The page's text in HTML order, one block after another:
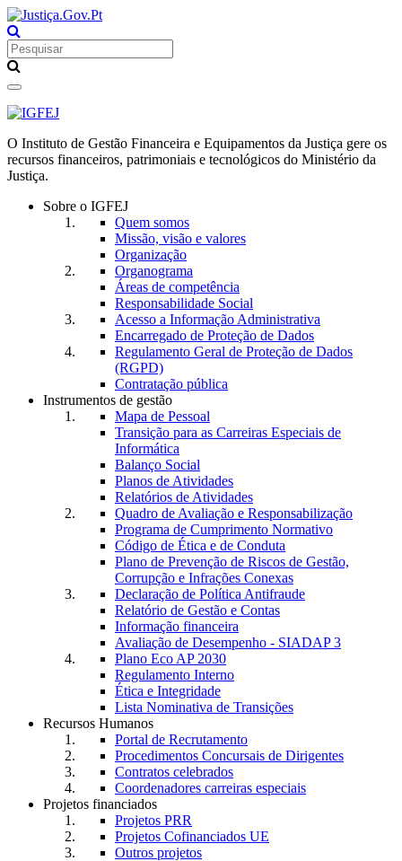
Toggle
navigation
O Instituto de Gestão Financeira e Equipamentos da Justiça gere os
recursos financeiros, patrimoniais e tecnológicos do Ministério da
Justiça.
Sobre o IGFEJ
Quem somos
Missão, visão e valores
Organização
Organograma
Áreas de competência
Responsabilidade Social
Acesso a Informação Administrativa
Encarregado de Proteção de Dados
Regulamento Geral de Proteção de Dados
(RGPD)
Contratação pública
Instrumentos de gestão
Mapa de Pessoal
Transição para as Carreiras Especiais de
Informática
Balanço Social
Planos de Atividades
Relatórios de Atividades
Quadro de Avaliação e Responsabilização
Programa de Cumprimento Normativo
Código de Ética e de Conduta
Plano de Prevenção de Riscos de Gestão,
Corrupção e Infrações Conexas
Declaração de Política Antifraude
Relatório de Gestão e Contas
Informação financeira
Avaliação de Desempenho - SIADAP 3
Plano Eco AP 2030
Regulamento Interno
Ética e Integridade
Lista Nominativa de Transições
Recursos Humanos
Portal de Recrutamento
Procedimentos Concursais de Dirigentes
Contratos celebrados
Coordenadores carreiras especiais
Projetos financiados
Projetos PRR
Projetos Cofinanciados UE
Outros projetos